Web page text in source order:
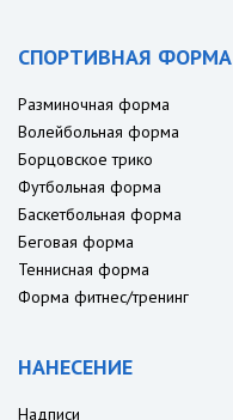
СПОРТИВНАЯ ФОРМА
Разминочная форма
Волейбольная форма
Борцовское трико
Футбольная форма
Баскетбольная форма
Беговая форма
Теннисная форма
Форма фитнес/тренинг
НАНЕСЕНИЕ
Надписи